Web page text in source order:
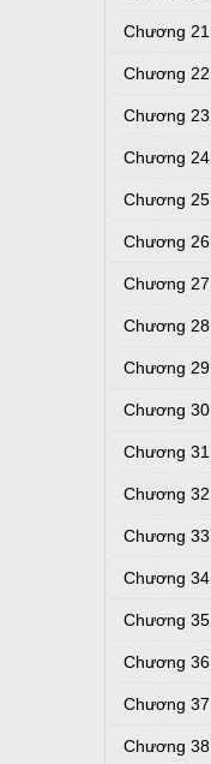
Chương 21
Chương 22
Chương 23
Chương 24
Chương 25
Chương 26
Chương 27
Chương 28
Chương 29
Chương 30
Chương 31
Chương 32
Chương 33
Chương 34
Chương 35
Chương 36
Chương 37
Chương 38